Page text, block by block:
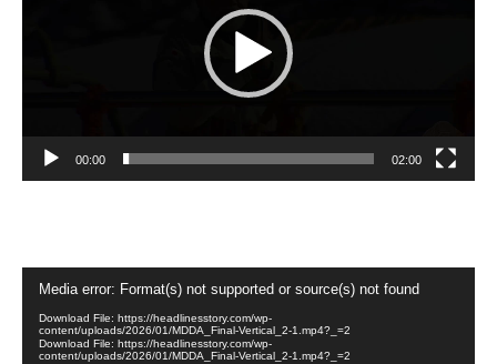
00:00 02:00
Player
Media error: Format(s) not supported or source(s) not found
Download File: https://headlinesstory.com/wp-
content/uploads/2026/01/MDDA_Final-Vertical_2-1.mp4?_=2
Download File: https://headlinesstory.com/wp-
content/uploads/2026/01/MDDA_Final-Vertical_2-1.mp4?_=2